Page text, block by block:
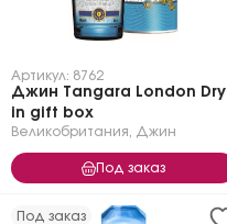
Артикул: 8762
Джин Tangara London Dry
in gift box
Великобритания Джин
Под заказ
Под заказ